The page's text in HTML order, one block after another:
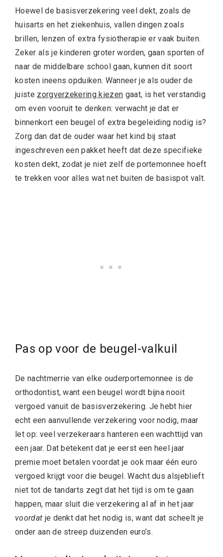
Hoewel de basisverzekering veel dekt, zoals de
huisarts en het ziekenhuis, vallen dingen zoals
brillen, lenzen of extra fysiotherapie er vaak buiten.
Zeker als je kinderen groter worden, gaan sporten of
naar de middelbare school gaan, kunnen dit soort
kosten ineens opduiken. Wanneer je als ouder de
juiste zorgverzekering kiezen gaat, is het verstandig
om even vooruit te denken: verwacht je dat er
binnenkort een beugel of extra begeleiding nodig is?
Zorg dan dat de ouder waar het kind bij staat
ingeschreven een pakket heeft dat deze specifieke
kosten dekt, zodat je niet zelf de portemonnee hoeft
te trekken voor alles wat net buiten de basispot valt.
Pas op voor de beugel-valkuil
De nachtmerrie van elke ouderportemonnee is de
orthodontist, want een beugel wordt bijna nooit
vergoed vanuit de basisverzekering. Je hebt hier
echt een aanvullende verzekering voor nodig, maar
let op: veel verzekeraars hanteren een wachttijd van
een jaar. Dat betekent dat je eerst een heel jaar
premie moet betalen voordat je ook maar één euro
vergoed krijgt voor die beugel. Wacht dus alsjeblieft
niet tot de tandarts zegt dat het tijd is om te gaan
happen, maar sluit die verzekering al af in het jaar
voordat je denkt dat het nodig is, want dat scheelt je
onder aan de streep duizenden euro’s.